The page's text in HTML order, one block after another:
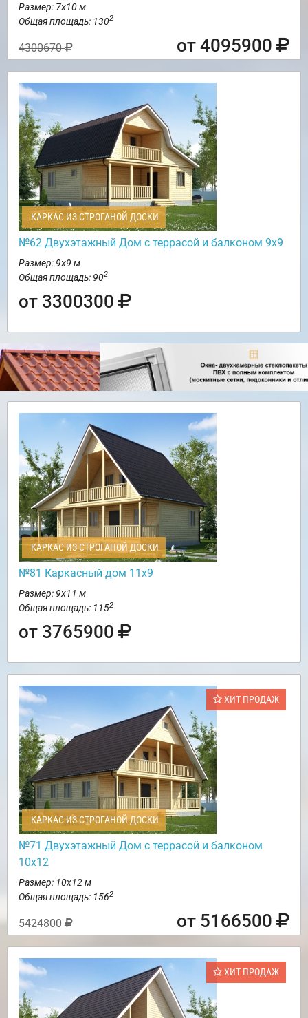
Размер: 7х10 м
Общая площадь: 1302
4300670 от 4095900
КАРКАС ИЗ СТРОГАНОЙ ДОСКИ
№62 Двухэтажный Дом с террасой и балконом 9х9
Размер: 9х9 м
Общая площадь: 902
от 3300300
КАРКАС ИЗ СТРОГАНОЙ ДОСКИ
№81 Каркасный дом 11х9
Размер: 9х11 м
Общая площадь: 1152
от 3765900
ХИТ ПРОДАЖ
КАРКАС ИЗ СТРОГАНОЙ ДОСКИ
№71 Двухэтажный Дом с террасой и балконом
10х12
Размер: 10х12 м
Общая площадь: 1562
5424800 от 5166500
ХИТ ПРОДАЖ